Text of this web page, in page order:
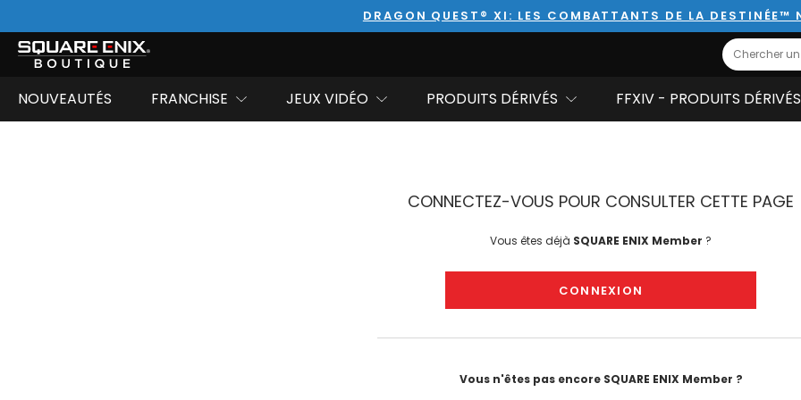
DRAGON QUEST® XI: LES COMBATTANTS DE LA DESTINÉE™
Search
NOUVEAUTÉS FRANCHISE JEUX VIDÉO PRODUITS DÉRIVÉS FFXIV - PRODUITS DÉRIVÉS
CONNECTEZ-VOUS POUR CONSULTER CETTE PAGE
Vous êtes déjà SQUARE ENIX Member ?
CONNEXION
Vous n'êtes pas encore SQUARE ENIX Member ?